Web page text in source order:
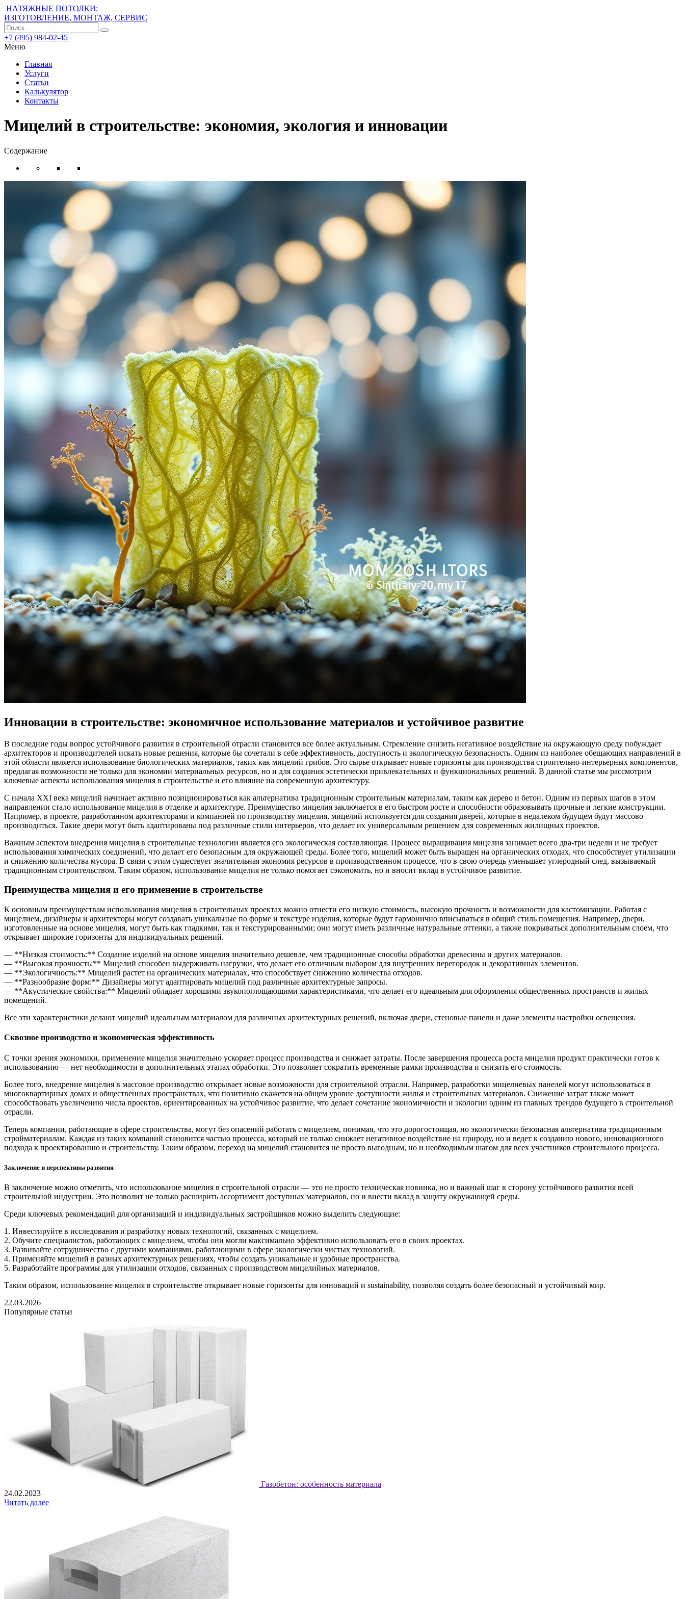
НАТЯЖНЫЕ ПОТОЛКИ:
ИЗГОТОВЛЕНИЕ, МОНТАЖ, СЕРВИС
+7 (495) 984-02-45
Меню
Главная
Услуги
Статьи
Калькулятор
Контакты
Мицелий в строительстве: экономия, экология и инновации
Содержание
Инновации в строительстве: экономичное использование материалов и устойчивое развитие
В последние годы вопрос устойчивого развития в строительной отрасли становится все более актуальным. Стремление снизить негативное воздействие на окружающую среду побуждает
архитекторов и производителей искать новые решения, которые бы сочетали в себе эффективность, доступность и экологическую безопасность. Одним из наиболее обещающих направлений в
этой области является использование биологических материалов, таких как мицелий грибов. Это сырье открывает новые горизонты для производства строительно-интерьерных компонентов,
предлагая возможности не только для экономии материальных ресурсов, но и для создания эстетически привлекательных и функциональных решений. В данной статье мы рассмотрим
ключевые аспекты использования мицелия в строительстве и его влияние на современную архитектуру.
С начала XXI века мицелий начинает активно позиционироваться как альтернатива традиционным строительным материалам, таким как дерево и бетон. Одним из первых шагов в этом
направлении стало использование мицелия в отделке и архитектуре. Преимущество мицелия заключается в его быстром росте и способности образовывать прочные и легкие конструкции.
Например, в проекте, разработанном архитекторами и компанией по производству мицелия, мицелий используется для создания дверей, которые в недалеком будущем будут массово
производиться. Такие двери могут быть адаптированы под различные стили интерьеров, что делает их универсальным решением для современных жилищных проектов.
Важным аспектом внедрения мицелия в строительные технологии является его экологическая составляющая. Процесс выращивания мицелия занимает всего два-три недели и не требует
использования химических соединений, что делает его безопасным для окружающей среды. Более того, мицелий может быть выращен на органических отходах, что способствует утилизации
и снижению количества мусора. В связи с этим существует значительная экономия ресурсов в производственном процессе, что в свою очередь уменьшает углеродный след, вызываемый
традиционным строительством. Таким образом, использование мицелия не только помогает сэкономить, но и вносит вклад в устойчивое развитие.
Преимущества мицелия и его применение в строительстве
К основным преимуществам использования мицелия в строительных проектах можно отнести его низкую стоимость, высокую прочность и возможности для кастомизации. Работая с
мицелием, дизайнеры и архитекторы могут создавать уникальные по форме и текстуре изделия, которые будут гармонично вписываться в общий стиль помещения. Например, двери,
изготовленные на основе мицелия, могут быть как гладкими, так и текстурированными; они могут иметь различные натуральные оттенки, а также покрываться дополнительным слоем, что
открывает широкие горизонты для индивидуальных решений.
— **Низкая стоимость:** Создание изделий на основе мицелия значительно дешевле, чем традиционные способы обработки древесины и других материалов.
— **Высокая прочность:** Мицелий способен выдерживать нагрузки, что делает его отличным выбором для внутренних перегородок и декоративных элементов.
— **Экологичность:** Мицелий растет на органических материалах, что способствует снижению количества отходов.
— **Разнообразие форм:** Дизайнеры могут адаптировать мицелий под различные архитектурные запросы.
— **Акустические свойства:** Мицелий обладает хорошими звукопоглощающими характеристиками, что делает его идеальным для оформления общественных пространств и жилых
помещений.
Все эти характеристики делают мицелий идеальным материалом для различных архитектурных решений, включая двери, стеновые панели и даже элементы настройки освещения.
Сквозное производство и экономическая эффективность
С точки зрения экономики, применение мицелия значительно ускоряет процесс производства и снижает затраты. После завершения процесса роста мицелия продукт практически готов к
использованию — нет необходимости в дополнительных этапах обработки. Это позволяет сократить временные рамки производства и снизить его стоимость.
Более того, внедрение мицелия в массовое производство открывает новые возможности для строительной отрасли. Например, разработки мицелиевых панелей могут использоваться в
многоквартирных домах и общественных пространствах, что позитивно скажется на общем уровне доступности жилья и строительных материалов. Снижение затрат также может
способствовать увеличению числа проектов, ориентированных на устойчивое развитие, что делает сочетание экономичности и экологии одним из главных трендов будущего в строительной
отрасли.
Теперь компании, работающие в сфере строительства, могут без опасений работать с мицелием, понимая, что это дорогостоящая, но экологически безопасная альтернатива традиционным
стройматериалам. Каждая из таких компаний становится частью процесса, который не только снижает негативное воздействие на природу, но и ведет к созданию нового, инновационного
подхода к проектированию и строительству. Таким образом, переход на мицелий становится не просто выгодным, но и необходимым шагом для всех участников строительного процесса.
Заключение и перспективы развития
В заключение можно отметить, что использование мицелия в строительной отрасли — это не просто техническая новинка, но и важный шаг в сторону устойчивого развития всей
строительной индустрии. Это позволит не только расширить ассортимент доступных материалов, но и внести вклад в защиту окружающей среды.
Среди ключевых рекомендаций для организаций и индивидуальных застройщиков можно выделить следующие:
1. Инвестируйте в исследования и разработку новых технологий, связанных с мицелием.
2. Обучите специалистов, работающих с мицелием, чтобы они могли максимально эффективно использовать его в своих проектах.
3. Развивайте сотрудничество с другими компаниями, работающими в сфере экологически чистых технологий.
4. Применяйте мицелий в разных архитектурных решениях, чтобы создать уникальные и удобные пространства.
5. Разработайте программы для утилизации отходов, связанных с производством мицелийных материалов.
Таким образом, использование мицелия в строительстве открывает новые горизонты для инноваций и sustainability, позволяя создать более безопасный и устойчивый мир.
22.03.2026
Популярные статьи
Газобетон: особенность материала
24.02.2023
Читать далее